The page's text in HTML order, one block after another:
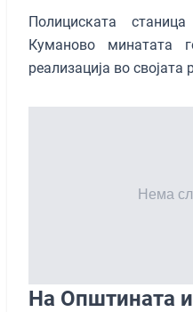
Полициската
Куманово минатата
реализација во својата
На Општината